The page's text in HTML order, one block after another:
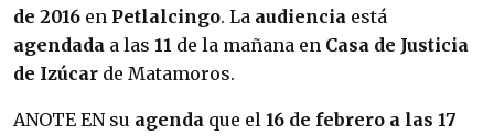
de 2016 en Petlalcingo. La audiencia está
agendada a las 11 de la mañana en Casa de Justicia
de Izúcar de Matamoros.
ANOTE EN su agenda que el 16 de febrero a las 17